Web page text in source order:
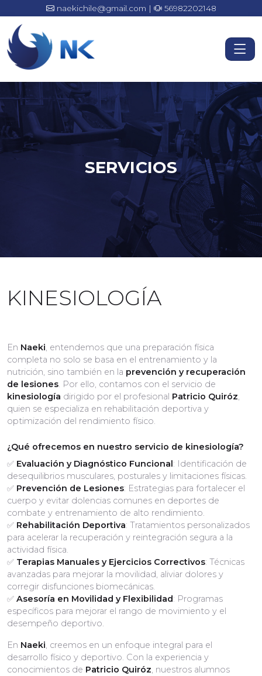
naekichile@gmail.com | 56982202148
SERVICIOS
KINESIOLOGÍA
En Naeki, entendemos que una preparación física
completa no solo se basa en el entrenamiento y la
nutrición, sino también en la prevención y recuperación
de lesiones. Por ello, contamos con el servicio de
kinesiología dirigido por el profesional Patricio Quiróz,
quien se especializa en rehabilitación deportiva y
optimización del rendimiento físico.
¿Qué ofrecemos en nuestro servicio de kinesiología?
✅ Evaluación y Diagnóstico Funcional: Identificación de
desequilibrios musculares, posturales y limitaciones físicas.
✅ Prevención de Lesiones: Estrategias para fortalecer el
cuerpo y evitar dolencias comunes en deportes de
combate y entrenamiento de alto rendimiento.
✅ Rehabilitación Deportiva: Tratamientos personalizados
para acelerar la recuperación y reintegración segura a la
actividad física.
✅ Terapias Manuales y Ejercicios Correctivos: Técnicas
avanzadas para mejorar la movilidad, aliviar dolores y
corregir disfunciones biomecánicas.
✅ Asesoría en Movilidad y Flexibilidad: Programas
específicos para mejorar el rango de movimiento y el
desempeño deportivo.
En Naeki, creemos en un enfoque integral para el
desarrollo físico y deportivo. Con la experiencia y
conocimientos de Patricio Quiróz, nuestros alumnos